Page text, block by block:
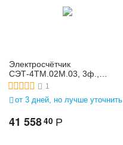
Электросчётчик
СЭТ-4ТМ.02М.03, 3ф.,
многофунк., 3*(57,7-
1
от 3 дней, но лучше уточнить
41 55840 Р